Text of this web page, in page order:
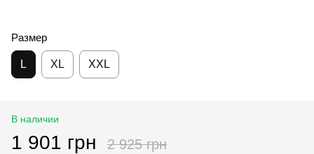
Размер
L XL XXL
В наличии
1 901 грн 2 925 грн